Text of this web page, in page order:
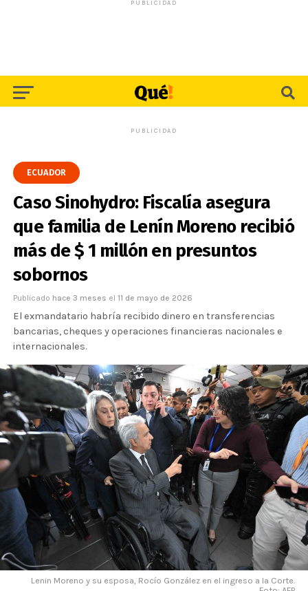
PUBLICIDAD
PUBLICIDAD
ECUADOR
Caso Sinohydro: Fiscalía asegura
que familia de Lenín Moreno recibió
más de $ 1 millón en presuntos
sobornos
Publicado hace 3 meses el 11 de mayo de 2026
El exmandatario habría recibido dinero en transferencias
bancarias, cheques y operaciones financieras nacionales e
internacionales.
Lenin Moreno y su esposa, Rocío González en el ingreso a la Corte.